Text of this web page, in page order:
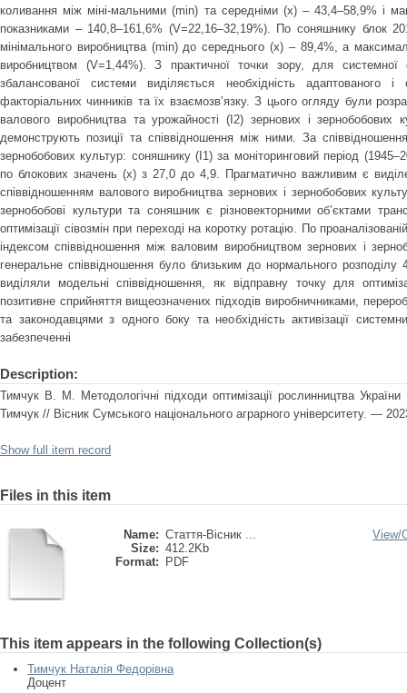
коливання між міні-мальними (min) та середніми (x) – 43,4–58,9% і
показниками – 140,8–161,6% (V=22,16–32,19%). По соняшнику блок
мінімального виробництва (min) до середнього (x) – 89,4%, а
виробництвом (V=1,44%). З практичної точки зору, для системної
збалансованої системи виділяється необхідність адаптованого
факторіальних чинників та їх взаємозв’язку. З цього огляду були
валового виробництва та урожайності (І2) зернових і зернобобових
демонструють позиції та співвідношення між ними. За
зернобобових культур: соняшнику (І1) за моніторинговий період
по блокових значень (x) з 27,0 до 4,9. Прагматично важливим є
співвідношенням валового виробництва зернових і зернобобових
зернобобові культури та соняшник є різновекторними об’єктами
оптимізації сівозмін при переході на коротку ротацію. По
індексом співвідношення між валовим виробництвом зернових і
генеральне співвідношення було близьким до нормального
виділяли модельні співвідношення, як відправну точку для
позитивне сприйняття вищеозначених підходів виробничниками,
та законодавцями з одного боку та необхідність активізації
забезпеченні
Description:
Тимчук В. М. Методологічні підходи оптимізації рослинництва
Тимчук // Вісник Сумського національного аграрного університету. —
Show full item record
Files in this item
Name: Стаття-Вісник ...
Size: 412.2Kb
Format:
PDF
View/
This item appears in the following Collection(s)
Тимчук Наталія Федорівна
Доцент